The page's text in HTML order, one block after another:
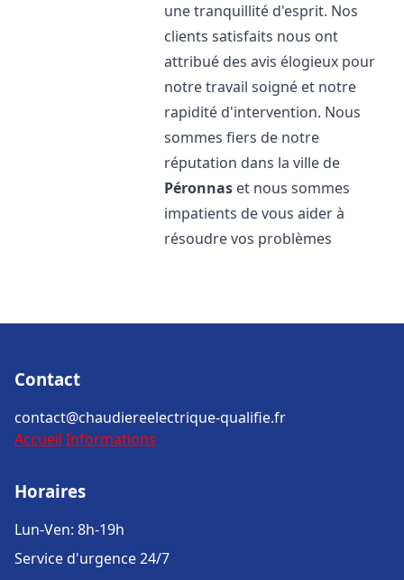
une tranquillité d'esprit. Nos
clients satisfaits nous ont
attribué des avis élogieux pour
notre travail soigné et notre
rapidité d'intervention. Nous
sommes fiers de notre
réputation dans la ville de
Péronnas et nous sommes
impatients de vous aider à
résoudre vos problèmes
Contact
contact@chaudiereelectrique-qualifie.fr
Accueil Informations
Horaires
Lun-Ven: 8h-19h
Service d'urgence 24/7